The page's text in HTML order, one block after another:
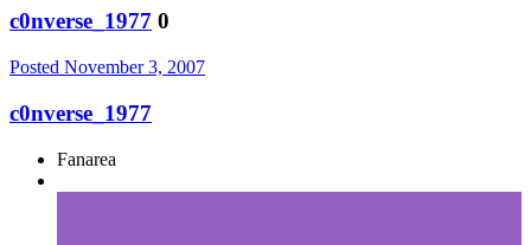
c0nverse_1977 0
Posted November 3, 2007
c0nverse_1977
Fanarea